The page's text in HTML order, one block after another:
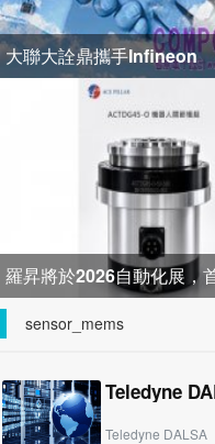
大聯大詮鼎攜手Infineon
器打造高效配電新架構
羅昇將於2026自動化展，
關節模組 布局機器人與精密
sensor_mems
Teledyne
Teledyne DALSA